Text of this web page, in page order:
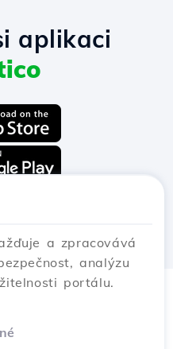
a zpracovává
analýzu
portálu.
aplikaci